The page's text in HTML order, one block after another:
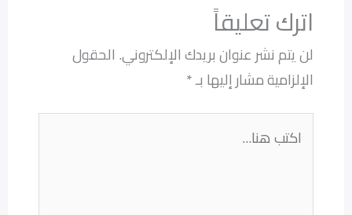
اترك تعليقاً
لن يتم نشر عنوان بريدك الإلكتروني. الحقول
الإلزامية مشار إليها بـ*
هنا...